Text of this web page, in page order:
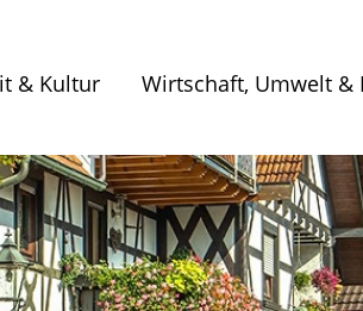
& Kultur Wirtschaft, Umwelt &